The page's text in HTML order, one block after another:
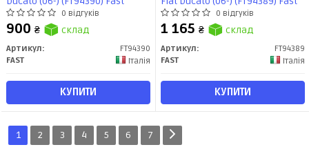
0 відгуків
900 ₴ склад
Артикул:
FT94390
FAST
Італія
КУПИТИ
0 відгуків
1 165 ₴ склад
Артикул:
FT94389
FAST
Італія
КУПИТИ
1 2 3 4 5 6 7